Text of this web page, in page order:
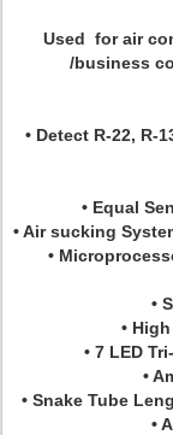
Used for air
/business
• Detect R-22, R-
• Equal
• Air sucking
•
•
•
• 7 LED
•
• Snake Tube
•